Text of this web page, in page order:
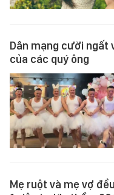
Dân mạng cười ngất
của các quý ông
Mẹ ruột và mẹ vợ